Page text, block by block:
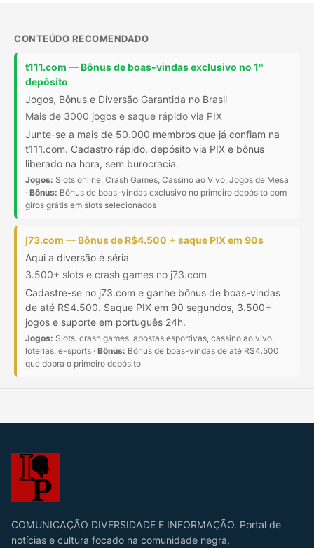
CONTEÚDO RECOMENDADO
t111.com — Bônus de boas-vindas exclusivo no 1º
depósito
Jogos, Bônus e Diversão Garantida no Brasil
Mais de 3000 jogos e saque rápido via PIX
Junte-se a mais de 50.000 membros que já confiam na
t111.com. Cadastro rápido, depósito via PIX e bônus
liberado na hora, sem burocracia.
Jogos: Slots online, Crash Games, Cassino ao Vivo, Jogos de Mesa
· Bônus: Bônus de boas-vindas exclusivo no primeiro depósito com
giros grátis em slots selecionados
j73.com — Bônus de R$4.500 + saque PIX em 90s
Aqui a diversão é séria
3.500+ slots e crash games no j73.com
Cadastre-se no j73.com e ganhe bônus de boas-vindas
de até R$4.500. Saque PIX em 90 segundos, 3.500+
jogos e suporte em português 24h.
Jogos: Slots, crash games, apostas esportivas, cassino ao vivo,
loterias, e-sports · Bônus: Bônus de boas-vindas de até R$4.500
que dobra o primeiro depósito
COMUNICAÇÃO DIVERSIDADE E INFORMAÇÃO. Portal de
notícias e cultura focado na comunidade negra,